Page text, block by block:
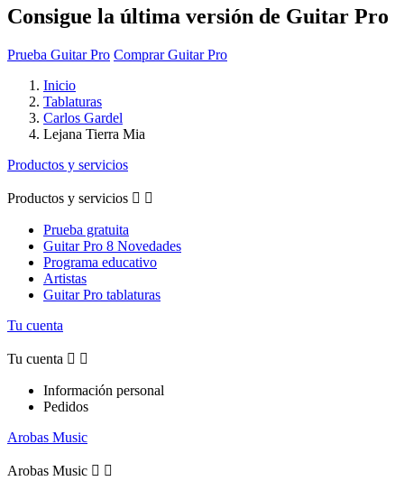
Consigue la última versión de Guitar Pro
Prueba Guitar Pro Comprar Guitar Pro
Inicio
Tablaturas
Carlos Gardel
Lejana Tierra Mia
Productos y servicios
Productos y servicios  
Prueba gratuita
Guitar Pro 8 Novedades
Programa educativo
Artistas
Guitar Pro tablaturas
Tu cuenta
Tu cuenta  
Información personal
Pedidos
Arobas Music
Arobas Music  